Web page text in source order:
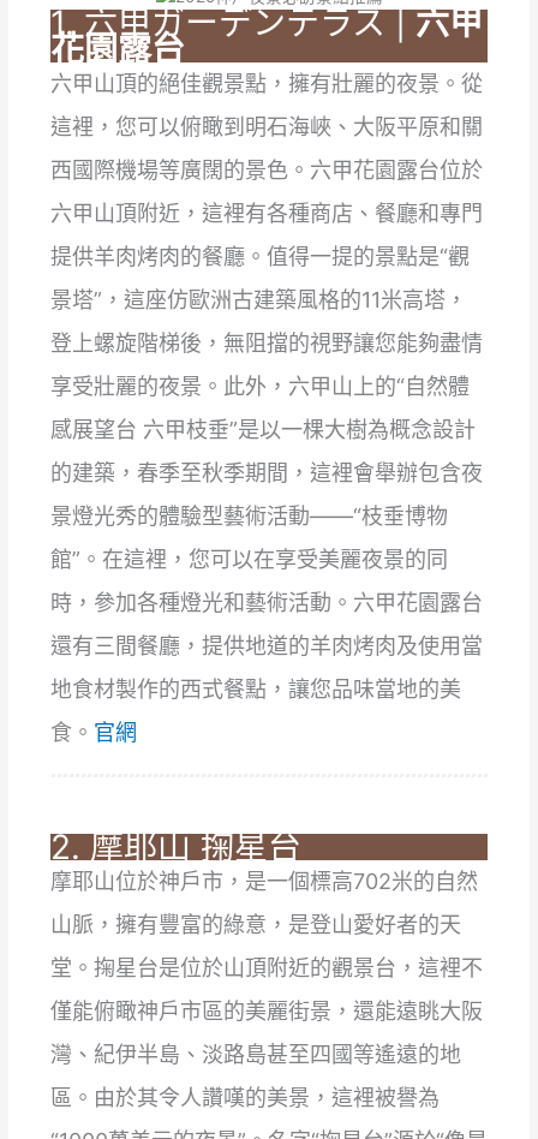
1. 六甲ガーデンテラス |六甲
花園露台
六甲山頂的絕佳觀景點，擁有壯麗的夜景。從
這裡，您可以俯瞰到明石海峽、大阪平原和關
西國際機場等廣闊的景色。六甲花園露台位於
六甲山頂附近，這裡有各種商店、餐廳和專門
提供羊肉烤肉的餐廳。值得一提的景點是“觀
景塔”，這座仿歐洲古建築風格的11米高塔，
登上螺旋階梯後，無阻擋的視野讓您能夠盡情
享受壯麗的夜景。此外，六甲山上的“自然體
感展望台 六甲枝垂”是以一棵大樹為概念設計
的建築，春季至秋季期間，這裡會舉辦包含夜
景燈光秀的體驗型藝術活動——“枝垂博物
館”。在這裡，您可以在享受美麗夜景的同
時，參加各種燈光和藝術活動。六甲花園露台
還有三間餐廳，提供地道的羊肉烤肉及使用當
地食材製作的西式餐點，讓您品味當地的美
食。 官網
2. 摩耶山 掬星台
摩耶山位於神戶市，是一個標高702米的自然
山脈，擁有豐富的綠意，是登山愛好者的天
堂。掬星台是位於山頂附近的觀景台，這裡不
僅能俯瞰神戶市區的美麗街景，還能遠眺大阪
灣、紀伊半島、淡路島甚至四國等遙遠的地
區。由於其令人讚嘆的美景，這裡被譽為